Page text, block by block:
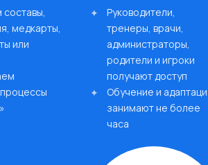
составы,
медкарты,
или
Руководители,
тренеры, врачи,
администраторы,
родители и игроки
получают доступ
Обучение и
занимают не более
часа